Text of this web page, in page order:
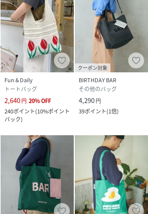
ユニセックス
中国
表地:合成皮革
裏地:ポリエステル100%
FREE
RN9575_BBG5069951A0032
BBG5069951A0032-o-1 RN9575 )
Fun & Daily
トートバッグ
2,640円 20%OFF
240ポイント(10%ポイント
バック)
クーポン対象
BIRTHDAY BAR
その他のバッグ
4,290円
39ポイント(1倍)